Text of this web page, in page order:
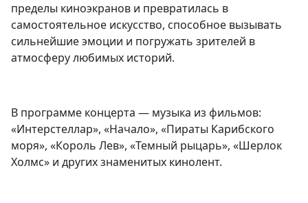
пределы киноэкранов и превратилась в
самостоятельное искусство, способное вызывать
сильнейшие эмоции и погружать зрителей в
атмосферу любимых историй.
В программе концерта — музыка из фильмов:
«Интерстеллар», «Начало», «Пираты Карибского
моря», «Король Лев», «Темный рыцарь», «Шерлок
Холмс» и других знаменитых кинолент.